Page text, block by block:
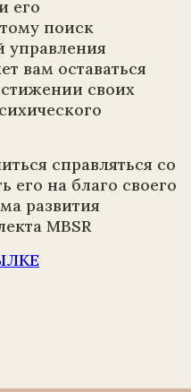
его
поиск
управления
вам оставаться
своих
справляться со
его на благо своего
развития
MBSR